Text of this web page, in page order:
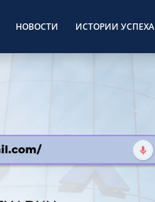
НОВОСТИ ИСТОРИИ УСПЕХА